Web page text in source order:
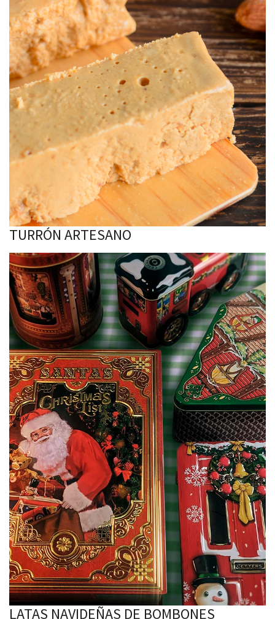
TURRÓN ARTESANO
LATAS NAVIDEÑAS DE BOMBONES